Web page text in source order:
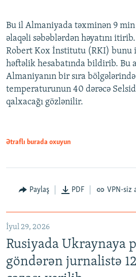
Bu il Almaniyada təxminən 9
əlaqəli səbəblərdən həyatını
Robert Kox İnstitutu (RKI) bunu
həftəlik hesabatında bildirib. Bu
Almaniyanın bir sıra
temperaturunun 40 dərəcə
qalxacağı gözlənilir.
Ətraflı burada oxuyun
Paylaş PDF VPN-siz
İyul 29, 2026
Rusiyada Ukraynaya
göndərən jurnalistə